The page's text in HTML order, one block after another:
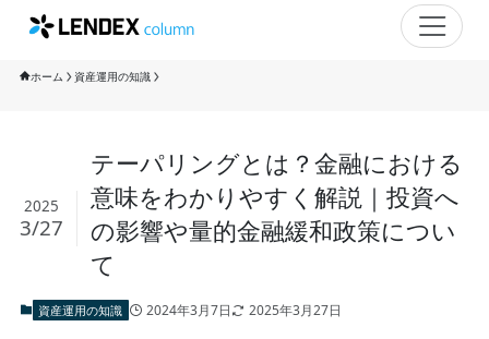
ホーム 資産運用の知識
テーパリングとは？金融における
意味をわかりやすく解説｜投資へ
の影響や量的金融緩和政策につい
て
2025
3/27
資産運用の知識 2024年3月7日 2025年3月27日